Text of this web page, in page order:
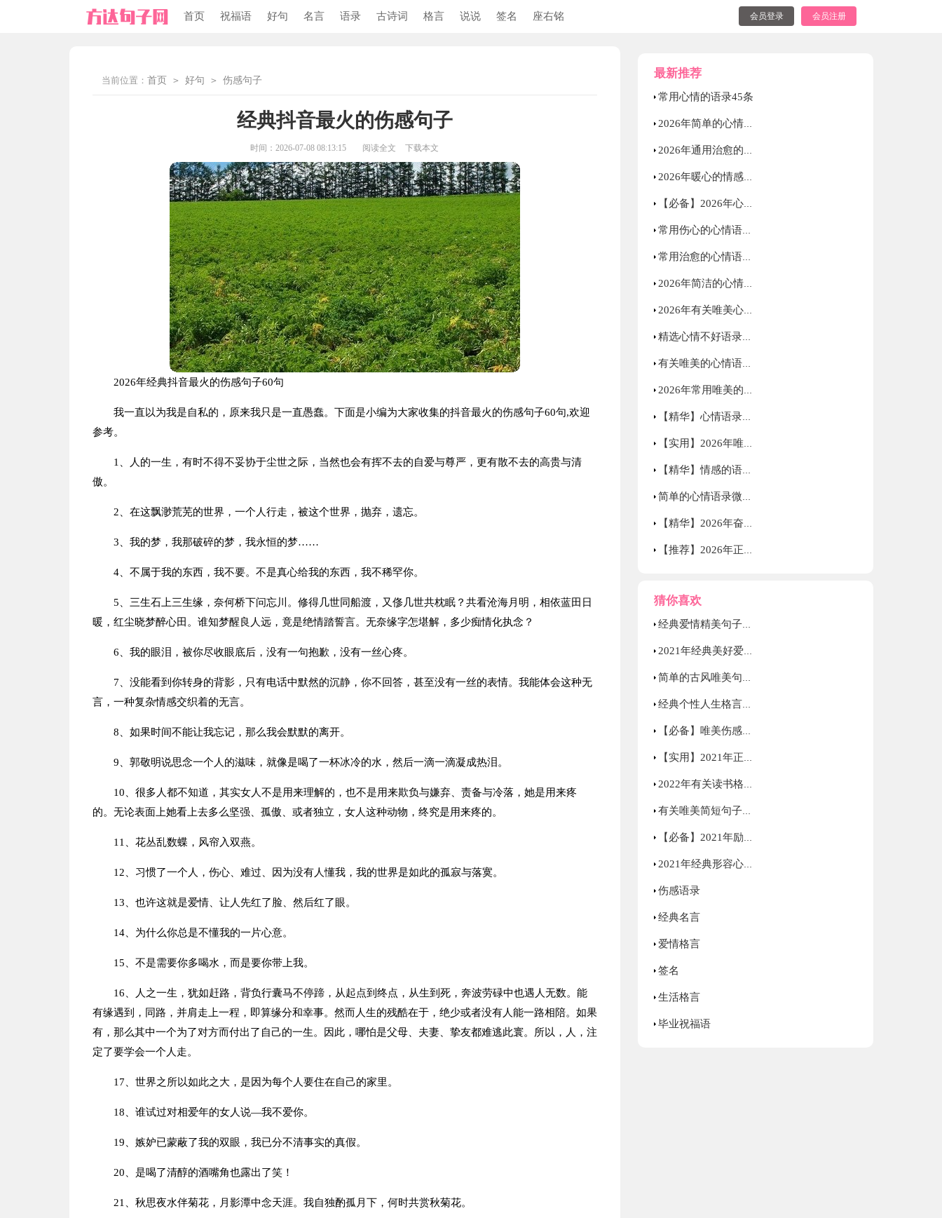
首页 祝福语 好句 名言 语录 古诗词 格言 说说 签名 座右铭 会员登录 会员注册
当前位置： 首页 > 好句 > 伤感句子
经典抖音最火的伤感句子
时间：2026-07-08 08:13:15 阅读全文 下载本文
2026年经典抖音最火的伤感句子60句
我一直以为我是自私的，原来我只是一直愚蠢。下面是小编为大家收集的抖音最火的伤感句子60句,欢迎
参考。
1、人的一生，有时不得不妥协于尘世之际，当然也会有挥不去的自爱与尊严，更有散不去的高贵与清
傲。
2、在这飘渺荒芜的世界，一个人行走，被这个世界，抛弃，遗忘。
3、我的梦，我那破碎的梦，我永恒的梦……
4、不属于我的东西，我不要。不是真心给我的东西，我不稀罕你。
5、三生石上三生缘，奈何桥下问忘川。修得几世同船渡，又俢几世共枕眠？共看沧海月明，相依蓝田日
暖，红尘晓梦醉心田。谁知梦醒良人远，竟是绝情踏誓言。无奈缘字怎堪解，多少痴情化执念？
6、我的眼泪，被你尽收眼底后，没有一句抱歉，没有一丝心疼。
7、没能看到你转身的背影，只有电话中默然的沉静，你不回答，甚至没有一丝的表情。我能体会这种无
言，一种复杂情感交织着的无言。
8、如果时间不能让我忘记，那么我会默默的离开。
9、郭敬明说思念一个人的滋味，就像是喝了一杯冰冷的水，然后一滴一滴凝成热泪。
10、很多人都不知道，其实女人不是用来理解的，也不是用来欺负与嫌弃、责备与冷落，她是用来疼
的。无论表面上她看上去多么坚强、孤傲、或者独立，女人这种动物，终究是用来疼的。
11、花丛乱数蝶，风帘入双燕。
12、习惯了一个人，伤心、难过、因为没有人懂我，我的世界是如此的孤寂与落寞。
13、也许这就是爱情、让人先红了脸、然后红了眼。
14、为什么你总是不懂我的一片心意。
15、不是需要你多喝水，而是要你带上我。
16、人之一生，犹如赶路，背负行囊马不停蹄，从起点到终点，从生到死，奔波劳碌中也遇人无数。能
有缘遇到，同路，并肩走上一程，即算缘分和幸事。然而人生的残酷在于，绝少或者没有人能一路相陪。如果
有，那么其中一个为了对方而付出了自己的一生。因此，哪怕是父母、夫妻、挚友都难逃此寰。所以，人，注
定了要学会一个人走。
17、世界之所以如此之大，是因为每个人要住在自己的家里。
18、谁试过对相爱年的女人说—我不爱你。
19、嫉妒已蒙蔽了我的双眼，我已分不清事实的真假。
20、是喝了清醇的酒嘴角也露出了笑！
21、秋思夜水伴菊花，月影潭中念天涯。我自独酌孤月下，何时共赏秋菊花。
最新推荐
常用心情的语录45条
2026年简单的心情的语录大集合65条
2026年通用治愈的心情语录集合99句
2026年暖心的情感语录大汇总69条
【必备】2026年心情不好语录合集74条
常用伤心的心情语录合集95条
常用治愈的心情语录汇总78句
2026年简洁的心情语录大合集62句
2026年有关唯美心情语录合集38句
精选心情不好语录大合集69条
有关唯美的心情语录98条
2026年常用唯美的心情语录78句
【精华】心情语录微博75句
【实用】2026年唯美的情感语录集合66句
【精华】情感的语录集锦36句
简单的心情语录微博集锦31句
【精华】2026年奋斗的励志语录集合38句
【推荐】2026年正能量励志的语录汇总56条
猜你喜欢
经典爱情精美句子集合36条
2021年经典美好爱情句子汇编75句
简单的古风唯美句子集锦66条
经典个性人生格言合集90条
【必备】唯美伤感语录合集70条
【实用】2021年正能量励志句子汇编59句
2022年有关读书格言34句
有关唯美简短句子集锦85句
【必备】2021年励志感悟句子48条
2021年经典形容心情低落的句子集锦50句
伤感语录
经典名言
爱情格言
签名
生活格言
毕业祝福语